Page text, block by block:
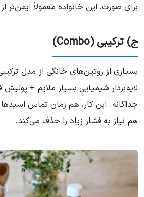
برای صورت، این خانواده معمولاً
ج) ترکیبی (Combo)
بسیاری از روتین‌های خانگی از مدل
لایه‌بردار شیمیایی بسیار ملایم +
جداگانه. این کار، هم زمان تماس اسیدها
هم نیاز به فشار زیاد را حذف می‌کند.